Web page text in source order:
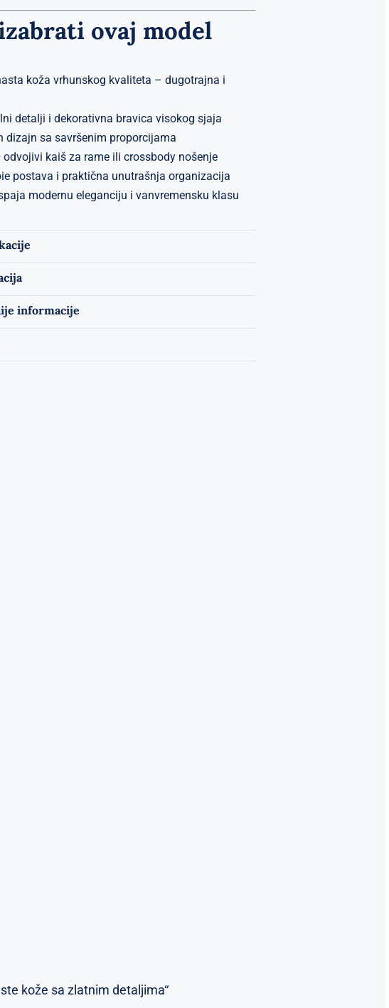
ovaj model
koža vrhunskog kvaliteta – dugotrajna i
detalji i dekorativna bravica visokog sjaja
dizajn sa savršenim proporcijama
odvojivi kaiš za rame ili crossbody nošenje
postava i praktična unutrašnja organizacija
modernu eleganciju i vanvremensku klasu
informacije
kože sa zlatnim detaljima“